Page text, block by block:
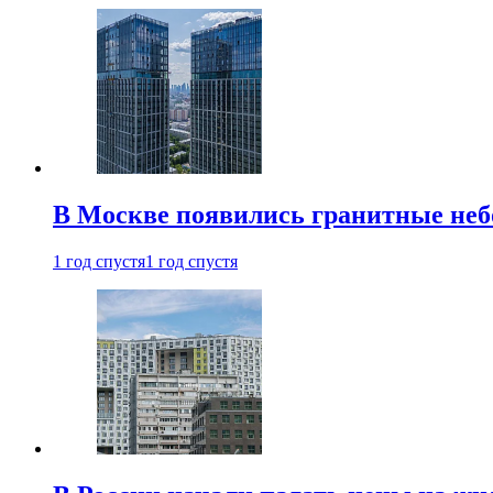
В Москве появились гранитные
1 год спустя1 год спустя